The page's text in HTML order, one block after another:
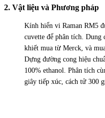
2. Vật liệu và Phương pháp
Kính hiển vi Raman RM5
cuvette để phân tích.
khiết mua từ Merck, và
Dựng đường cong hiệu
100% ethanol. Phân tích
giây tiếp xúc, cách tử 300